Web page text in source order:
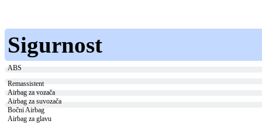
Sigurnost
ABS
Remassistent
Airbag za vozača
Airbag za suvozača
Bočni Airbag
Airbag za glavu